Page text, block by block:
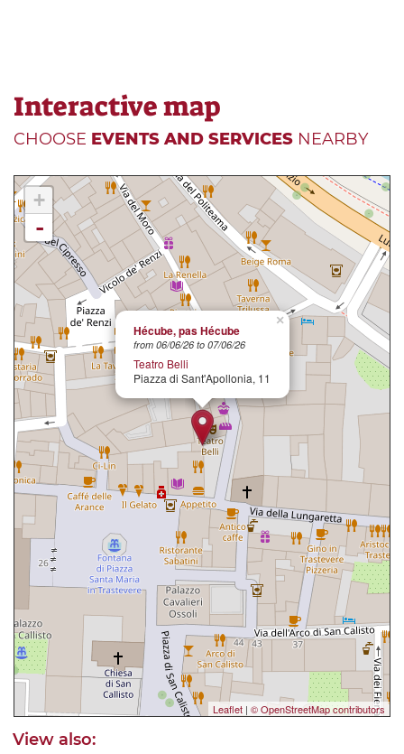
Interactive map
CHOOSE EVENTS AND SERVICES NEARBY
×
Hécube, pas Hécube
from 06/06/26 to 07/06/26
Teatro Belli
Piazza di Sant'Apollonia, 11
+
-
Leaflet | © OpenStreetMap contributors